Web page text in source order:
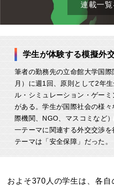
連載一覧
学生が体験する模擬外
筆者の勤務先の立命館大学国
月）に週1回、原則として2年
ル・シミュレーション・ゲー
がある。学生が国際社会の様
際機関、NGO、マスコミなど
一テーマに関連する外交交渉
テーマは「安全保障」だった。
およそ370 人の学生は、各自